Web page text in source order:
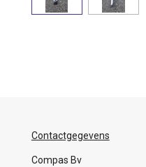
Contactgegevens
Compas Bv